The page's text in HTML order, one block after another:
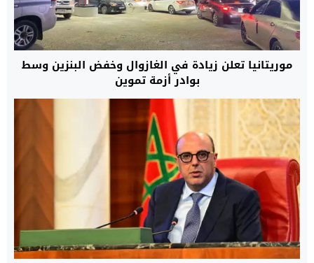
موريتانيا تعلن زيادة في الغازوال وخفض البنزين وسط
بوادر أزمة تموين